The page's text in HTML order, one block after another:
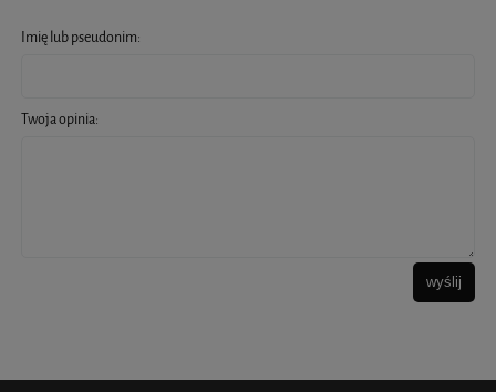
Imię lub pseudonim:
Twoja opinia:
wyślij